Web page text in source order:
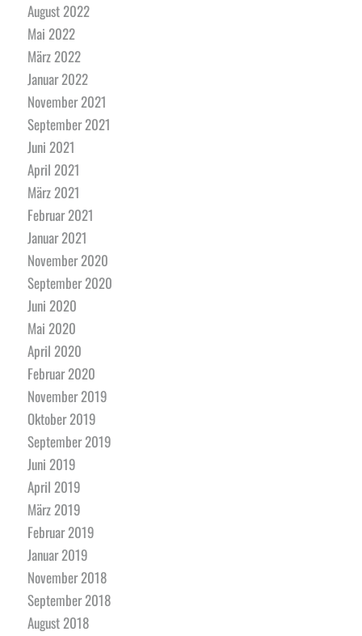
August 2022
Mai 2022
März 2022
Januar 2022
November 2021
September 2021
Juni 2021
April 2021
März 2021
Februar 2021
Januar 2021
November 2020
September 2020
Juni 2020
Mai 2020
April 2020
Februar 2020
November 2019
Oktober 2019
September 2019
Juni 2019
April 2019
März 2019
Februar 2019
Januar 2019
November 2018
September 2018
August 2018